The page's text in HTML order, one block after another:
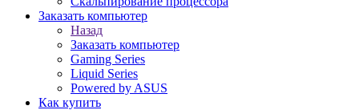
Заказать компьютер
Назад
Заказать компьютер
Gaming Series
Liquid Series
Powered by ASUS
Как купить